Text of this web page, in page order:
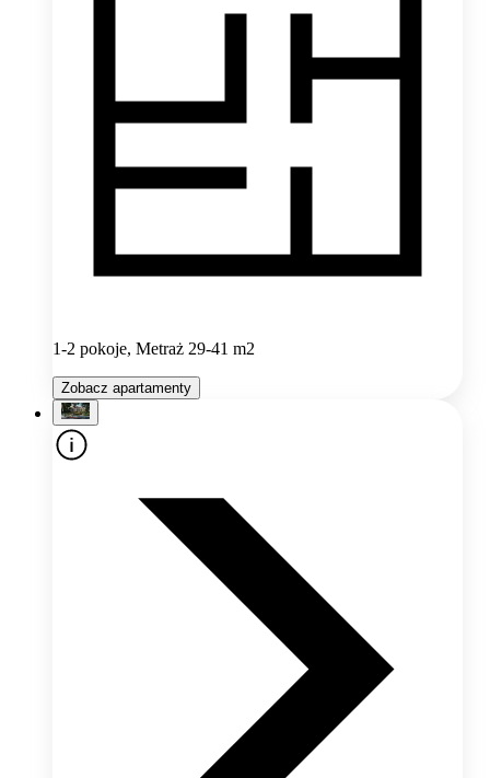
1-2 pokoje, Metraż 29-41 m2
Zobacz apartamenty